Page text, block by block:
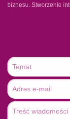
biznesu. Stworzenie